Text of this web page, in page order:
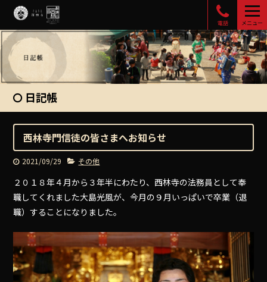
電話 メニュー
日記帳
西林寺門信徒の皆さまへお知らせ
2021/09/29 その他
２０１８年４月から３年半にわたり、西林寺の法務員として奉
職してくれました大島光風が、今月の９月いっぱいで卒業（退
職）することになりました。